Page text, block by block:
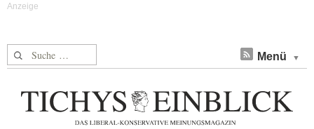
Suche nach: Menü